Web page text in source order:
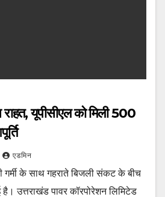
यूपीसीएल को मिली 500
एडमिन
गर्मी के साथ गहराते बिजली संकट के बीच
उत्तराखंड पावर कॉरपोरेशन लिमिटेड